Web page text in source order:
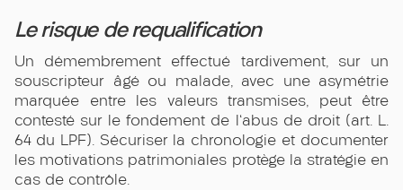
Le risque de requalification
Un démembrement effectué tardivement, sur un
souscripteur âgé ou malade, avec une asymétrie
marquée entre les valeurs transmises, peut être
contesté sur le fondement de l'abus de droit (art. L.
64 du LPF). Sécuriser la chronologie et documenter
les motivations patrimoniales protège la stratégie en
cas de contrôle.